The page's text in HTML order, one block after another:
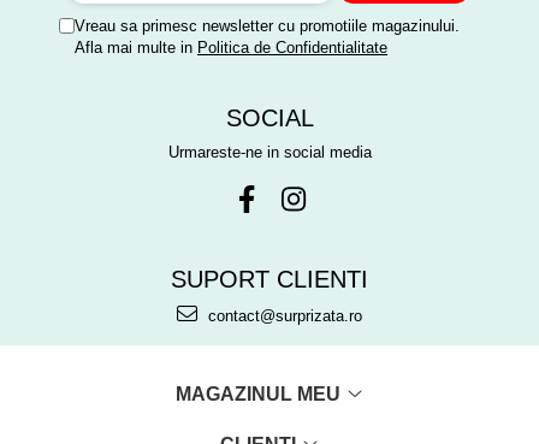
Vreau sa primesc newsletter cu promotiile magazinului.
Afla mai multe in Politica de Confidentialitate
SOCIAL
Urmareste-ne in social media
SUPORT CLIENTI
contact@surprizata.ro
MAGAZINUL MEU